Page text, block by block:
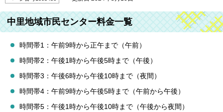
中里地域市民センター料金一覧
時間帯1：午前9時から正午まで（午前）
時間帯2：午後1時から午後5時まで（午後）
時間帯3：午後6時から午後10時まで（夜間）
時間帯4：午前9時から午後5時まで（午前から午後）
時間帯5：午後1時から午後10時まで（午後から夜間）